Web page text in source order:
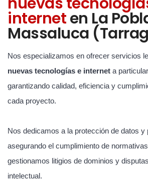
interneten La
Massaluca
Nos especializamos en ofrecer servicios
nuevas tecnologías e internet a
garantizando calidad, eficiencia y
cada proyecto.
Nos dedicamos a la protección de datos y
asegurando el cumplimiento de
gestionamos litigios de dominios y
intelectual.